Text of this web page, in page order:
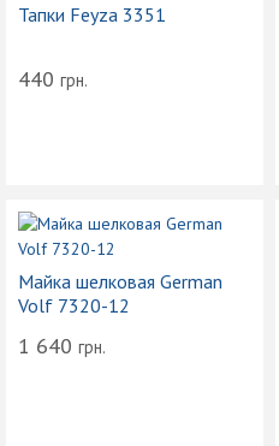
Тапки Feyza 3351
440 грн.
Майка шелковая German
Volf 7320-12
1 640 грн.